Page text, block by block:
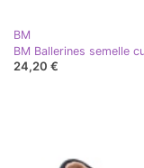
BM
BM Ballerines semelle
24,20 €